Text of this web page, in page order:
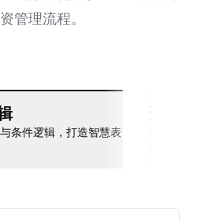
管理流程。
条件逻辑，打造智慧表